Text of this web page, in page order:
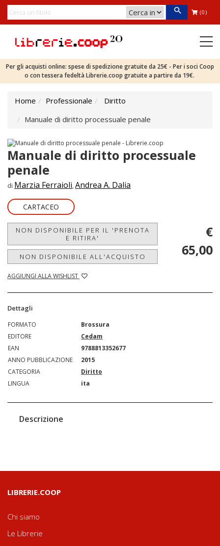
(0)
Per gli acquisti online: spese di spedizione gratuite da 25€ - Per i soci Coop
o con tessera fedeltà Librerie.coop gratuite a partire da 19€.
Home Professionale
Diritto
Manuale di diritto processuale penale
Manuale di diritto processuale
penale
di Marzia Ferraioli, Andrea A. Dalia
CARTACEO
NON DISPONIBILE PER IL 'PRENOTA
E RITIRA'
NON DISPONIBILE ALL'ACQUISTO
AGGIUNGI ALLA WISHLIST
€
65,00
Dettagli
FORMATO
Brossura
EDITORE
Cedam
EAN
9788813352677
ANNO PUBBLICAZIONE
2015
CATEGORIA
Diritto
LINGUA
ita
Descrizione
LIBRERIE.COOP
Chi siamo
Le Librerie